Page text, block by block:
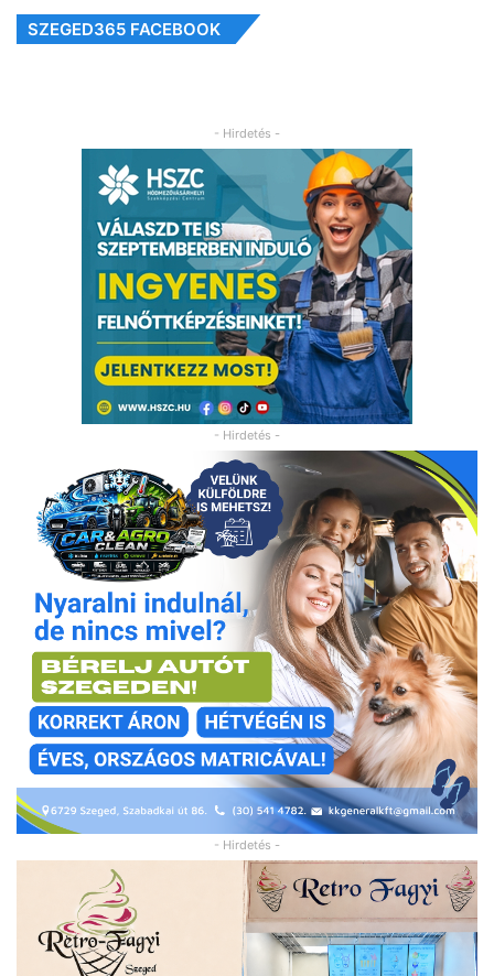
SZEGED365 FACEBOOK
- Hirdetés -
- Hirdetés -
- Hirdetés -